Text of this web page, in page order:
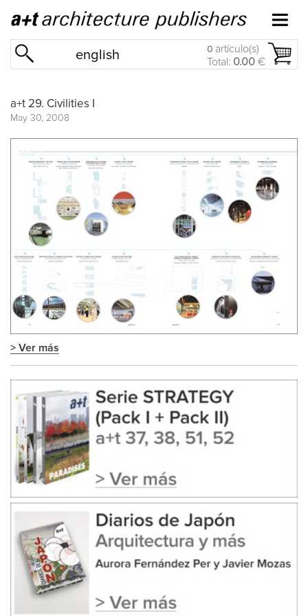
english 0 artículo(s)
Total: 0.00 €
a+t 29. Civilities I
May 30, 2008
> Ver más